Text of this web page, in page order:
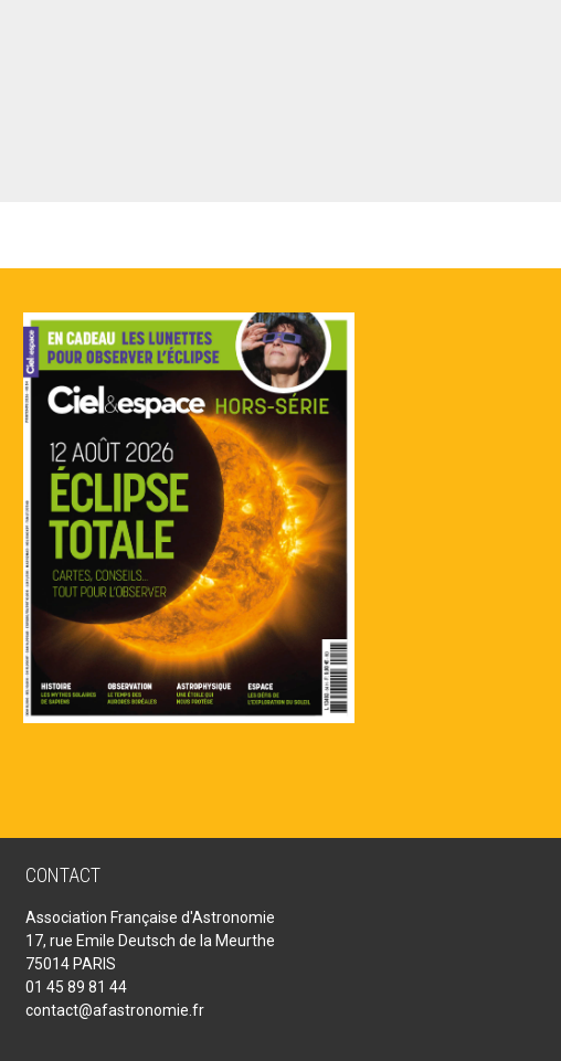
CONTACT
Association Française d'Astronomie
17, rue Emile Deutsch de la Meurthe
75014 PARIS
01 45 89 81 44
contact@afastronomie.fr